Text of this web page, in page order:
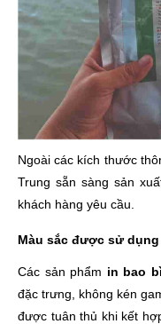
Ngoài các kích thước
Trung sẵn sàng sản
khách hàng yêu cầu.
Màu sắc được sử
Các sản phẩm in bao
đặc trưng, ​​không kén
được tuân thủ khi kết